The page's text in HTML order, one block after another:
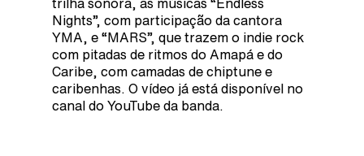
trilha sonora, as músicas “Endless
Nights”, com participação da cantora
YMA, e “MARS”, que trazem o indie rock
com pitadas de ritmos do Amapá e do
Caribe, com camadas de chiptune e
caribenhas. O vídeo já está disponível no
canal do YouTube da banda.